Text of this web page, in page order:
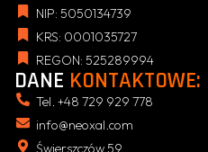
NIP: 5050134739
KRS: 0001035727
REGON: 525289994
DANE KONTAKTOWE:
Tel. +48 729 929 778
info@neoxal.com
Świerszczów 59,